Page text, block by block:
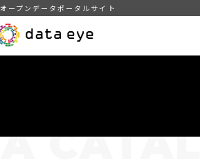
ープンデータポータルサイト